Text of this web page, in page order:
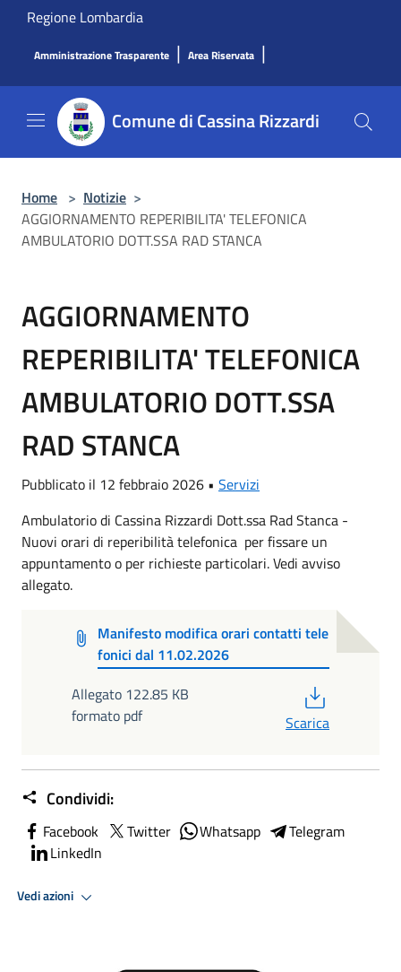
Salta al contenuto principale
Regione Lombardia
Amministrazione Trasparente | Area Riservata |
Comune di Cassina Rizzardi
Home > Notizie >
AGGIORNAMENTO REPERIBILITA' TELEFONICA
AMBULATORIO DOTT.SSA RAD STANCA
AGGIORNAMENTO
REPERIBILITA' TELEFONICA
AMBULATORIO DOTT.SSA
RAD STANCA
Pubblicato il 12 febbraio 2026 • Servizi
Ambulatorio di Cassina Rizzardi Dott.ssa Rad Stanca -
Nuovi orari di reperibilità telefonica per fissare un
appuntamento o per richieste particolari. Vedi avviso
allegato.
Manifesto modifica orari contatti tele
fonici dal 11.02.2026
Allegato 122.85 KB
formato pdf
Scarica
Condividi:
Facebook Twitter Whatsapp
Telegram
LinkedIn
Vedi azioni